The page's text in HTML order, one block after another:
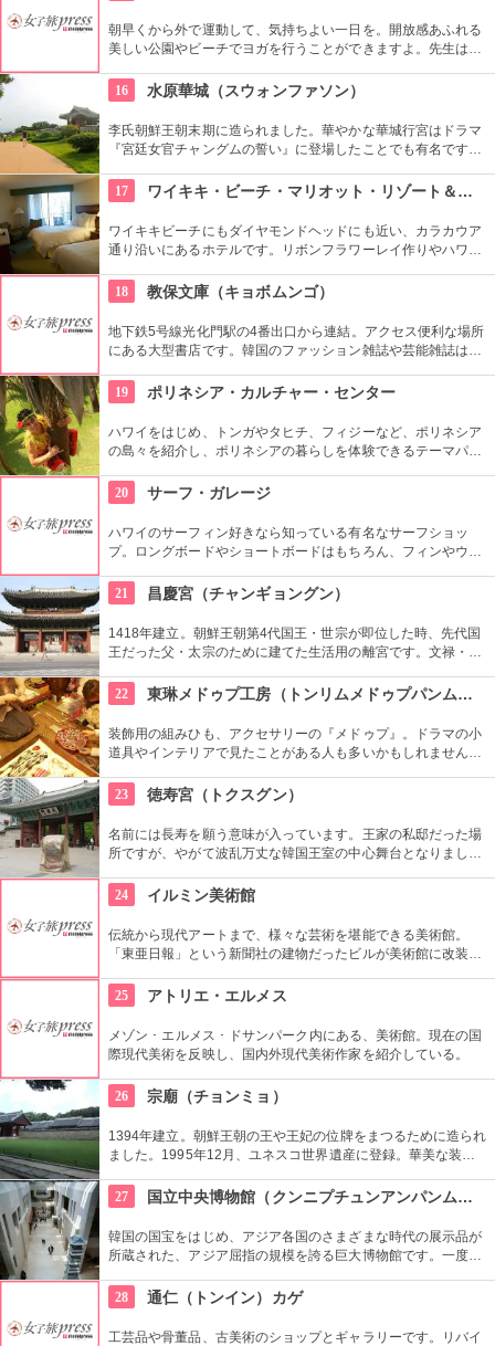
朝早くから外で運動して、気持ちよい一日を。開放感あふれる
美しい公園やビーチでヨガを行うことができますよ。先生は日
芝生エリアで無料のヨガレッスンも行っているので、初心者は
コチラもぜひ。
16 水原華城（スウォンファソン）
李氏朝鮮王朝末期に造られました。華やかな華城行宮はドラマ
『宮廷女官チャングムの誓い』に登場したことでも有名です。
らいかけて歩いて回ることもできますが、専用の列車で回るこ
ともできます。
17 ワイキキ・ビーチ・マリオット・リゾート＆スパ
ワイキキビーチにもダイヤモンドヘッドにも近い、カラカウア
通り沿いにあるホテルです。リボンフラワーレイ作りやハワイ
ワイアンキルトの巨匠が作ったキルト型も買うことができま
す。
18 教保文庫（キョボムンゴ）
地下鉄5号線光化門駅の4番出口から連結。アクセス便利な場所
にある大型書店です。韓国のファッション雑誌や芸能雑誌はも
に韓国語を学びたい人もここに寄ってみては。
19 ポリネシア・カルチャー・センター
ハワイをはじめ、トンガやタヒチ、フィジーなど、ポリネシア
の島々を紹介し、ポリネシアの暮らしを体験できるテーマパー
の体験ができます。半日かけてじっくり楽しめます。
20 サーフ・ガレージ
ハワイのサーフィン好きなら知っている有名なサーフショッ
プ。ロングボードやショートボードはもちろん、フィンやウェ
や保管も行っています。
21 昌慶宮（チャンギョングン）
1418年建立。朝鮮王朝第4代国王・世宗が即位した時、先代国
王だった父・太宗のために建てた生活用の離宮です。文禄・慶
然に囲まれた環境の中にあり、鮮やかな赤い柱の建物が印象的
です。
22 東琳メドゥプ工房（トンリムメドゥプパンムルグァン）
装飾用の組みひも、アクセサリーの『メドゥプ』。ドラマの小
道具やインテリアで見たことがある人も多いかもしれません
りなど製作体験もできます。見てたのしい、作って楽しい工房
です。
23 徳寿宮（トクスグン）
名前には長寿を願う意味が入っています。王家の私邸だった場
所ですが、やがて波乱万丈な韓国王室の中心舞台となりまし
のスタイルと東洋のスタイルがミックスされた面白い造りとな
っています。
24 イルミン美術館
伝統から現代アートまで、様々な芸術を堪能できる美術館。
「東亜日報」という新聞社の建物だったビルが美術館に改装。
い物や散歩の合間にたまには美術鑑賞の時間を取り入れてみる
のもいかがでしょう。
25 アトリエ・エルメス
メゾン ･ エルメス ･ ドサンパーク内にある、美術館。現在の国
際現代美術を反映し、国内外現代美術作家を紹介している。
26 宗廟（チョンミョ）
1394年建立。朝鮮王朝の王や王妃の位牌をまつるために造られ
ました。1995年12月、ユネスコ世界遺産に登録。華美な装飾
強く出ているもの。西洋でも見られない珍しいものです。
27 国立中央博物館（クンニプチュンアンパンムルグァン）
韓国の国宝をはじめ、アジア各国のさまざまな時代の展示品が
所蔵された、アジア屈指の規模を誇る巨大博物館です。一度に
すめします。周辺は庭園や植物園もあり、1日中楽しめます。
28 通仁（トンイン）カゲ
工芸品や骨董品、古美術のショップとギャラリーです。リバイ